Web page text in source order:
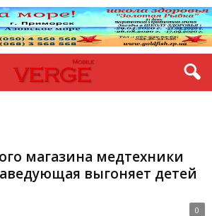
магазина медтехники
выгоняет детей
0